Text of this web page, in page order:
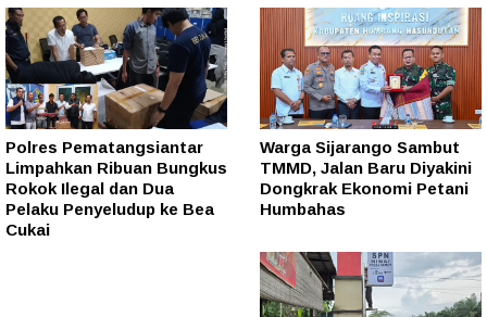
Polres Pematangsiantar
Limpahkan Ribuan Bungkus
Rokok Ilegal dan Dua
Pelaku Penyeludup ke Bea
Cukai
Warga Sijarango Sambut
TMMD, Jalan Baru Diyakini
Dongkrak Ekonomi Petani
Humbahas